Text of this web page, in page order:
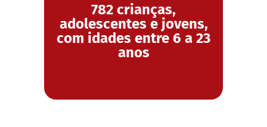
782 crianças,
adolescentes e jovens,
com idades entre 6 a 23
anos